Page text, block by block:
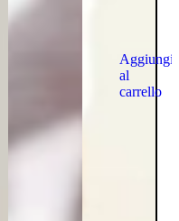
Aggiungi
al
carrello